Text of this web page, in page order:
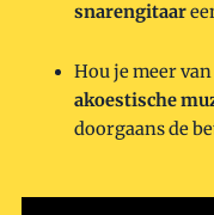
snarengitaar
Hou je meer van
akoestische
doorgaans de